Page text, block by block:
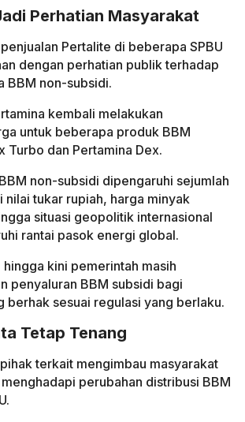
Perhatian Masyarakat
Pertalite di beberapa SPBU
dengan perhatian publik terhadap
BBM non-subsidi.
kembali melakukan
untuk beberapa produk BBM
Turbo dan Pertamina Dex.
non-subsidi dipengaruhi sejumlah
nilai tukar rupiah, harga minyak
situasi geopolitik internasional
rantai pasok energi global.
kini pemerintah masih
penyaluran BBM subsidi bagi
berhak sesuai regulasi yang berlaku.
Tetap Tenang
terkait mengimbau masyarakat
perubahan distribusi BBM